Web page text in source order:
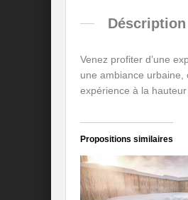
Déscription
Venez profiter d’une
une ambiance
expérience à la
Propositions similaires